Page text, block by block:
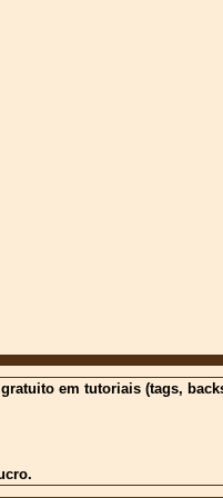
em tutoriais (tags,